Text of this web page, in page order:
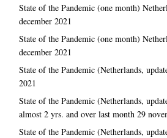
State of the Pandemic (one month)
december 2021
State of the Pandemic (one month)
december 2021
State of the Pandemic (Netherlands,
2021
State of the Pandemic (Netherlands,
almost 2 yrs. and over last month 29
State of the Pandemic (Netherlands,